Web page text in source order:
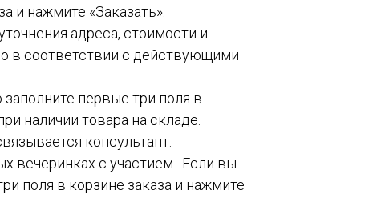
и нажмите «Заказать».
адреса, стоимости и
в соответствии с действующими
первые три поля в
наличии товара на складе.
консультант.
вечеринках с участием . Если вы
поля в корзине заказа и нажмите